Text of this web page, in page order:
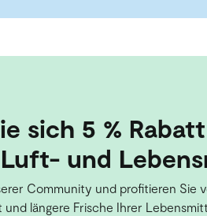
sich 5 %
und
Community und profitieren Sie
längere Frische Ihrer